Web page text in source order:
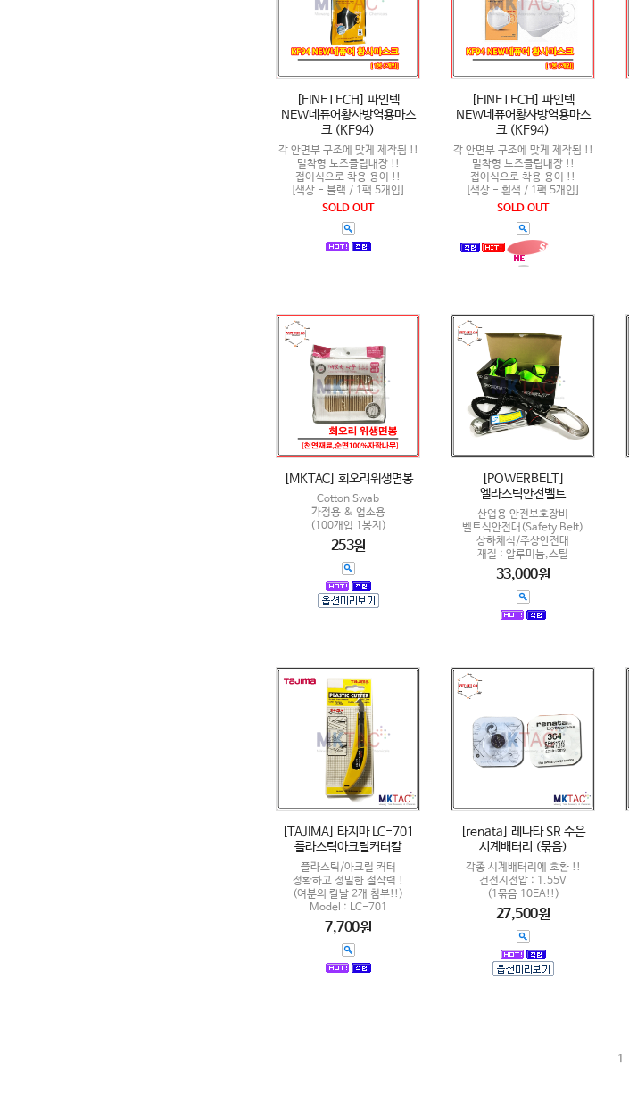
[FINETECH] 파인텍
NEW네퓨어황사방역용마스
크 (KF94)
각 안면부 구조에 맞게 제작됨 !!
밀착형 노즈클립내장 !!
접이식으로 착용 용이 !!
[색상 - 블랙 / 1팩 5개입]
SOLD OUT
[FINETECH] 파인텍
NEW네퓨어황사방역용마스
크 (KF94)
각 안면부 구조에 맞게 제작됨 !!
밀착형 노즈클립내장 !!
접이식으로 착용 용이 !!
[색상 - 흰색 / 1팩 5개입]
SOLD OUT
[MKTAC] 회오리위생면봉
Cotton Swab
가정용 & 업소용
(100개입 1봉지)
253원
[POWERBELT]
엘라스틱안전벨트
산업용 안전보호장비
벨트식안전대(Safety Belt)
상하체식/주상안전대
재질 : 알루미늄,스틸
33,000원
[TAJIMA] 타지마 LC-701
플라스틱아크릴커터칼
플라스틱/아크릴 커터
정확하고 정밀한 절삭력 !
(여분의 칼날 2개 첨부!!)
Model : LC-701
7,700원
[renata] 레나타 SR 수은
시계배터리 (묶음)
각종 시계배터리에 호환 !!
건전지전압 : 1.55V
(1묶음 10EA!!)
27,500원
1